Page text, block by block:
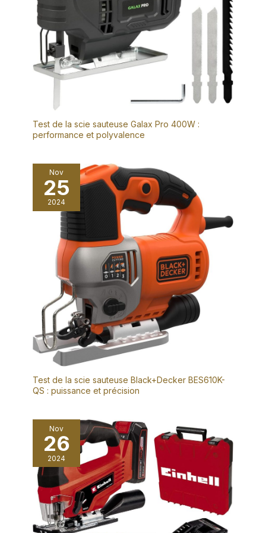
Test de la scie sauteuse Galax Pro 400W :
performance et polyvalence
Nov
25
2024
Test de la scie sauteuse Black+Decker BES610K-
QS : puissance et précision
Nov
26
2024